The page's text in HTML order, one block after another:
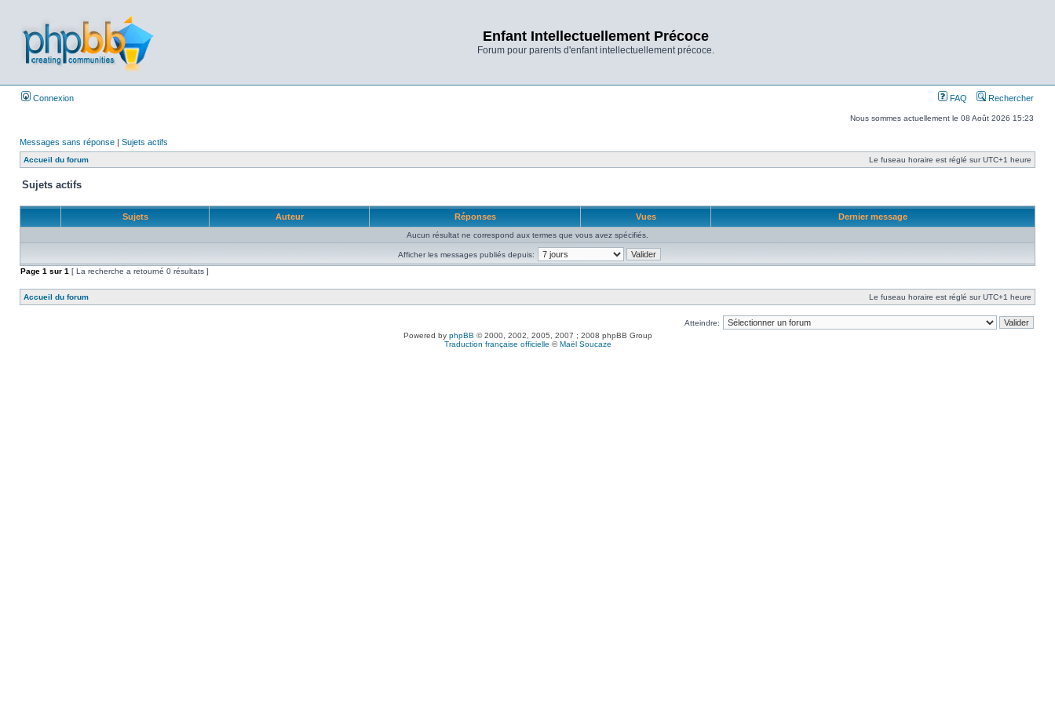
Enfant Intellectuellement Précoce
Forum pour parents d'enfant intellectuellement précoce.
Connexion FAQ Rechercher
Nous sommes actuellement le 08 Août 2026 15:23
Messages sans réponse | Sujets actifs
Accueil du forum Le fuseau horaire est réglé sur UTC+1 heure
Sujets actifs
Sujets Auteur Réponses Vues Dernier message
Aucun résultat ne correspond aux termes que vous avez spécifiés.
Afficher les messages publiés depuis:
Page 1 sur 1 [ La recherche a retourné 0 résultats ]
Accueil du forum Le fuseau horaire est réglé sur UTC+1 heure
Atteindre:
Powered by phpBB © 2000, 2002, 2005, 2007 ; 2008 phpBB Group
Traduction française officielle ©Maël Soucaze